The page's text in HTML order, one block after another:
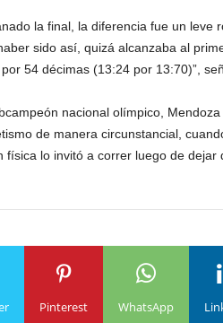
la final, la diferencia fue un leve
sido así, quizá alcanzaba al
54 décimas (13:24 por 13:70)”,
nacional olímpico,
de manera circunstancial,
física lo invitó a correr luego de dejar
Pinterest WhatsApp